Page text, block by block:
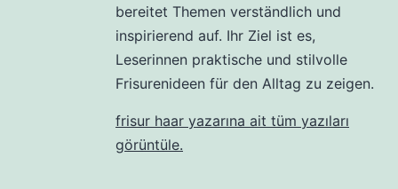
bereitet Themen verständlich und
inspirierend auf. Ihr Ziel ist es,
Leserinnen praktische und stilvolle
Frisurenideen für den Alltag zu zeigen.
frisur haar yazarına ait tüm yazıları
görüntüle.